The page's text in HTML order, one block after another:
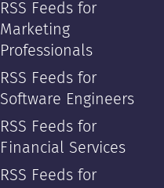
RSS Feeds for
Marketing
Professionals
RSS Feeds for
Software Engineers
RSS Feeds for
Financial Services
RSS Feeds for